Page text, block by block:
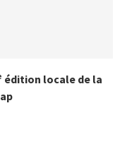
édition locale de la